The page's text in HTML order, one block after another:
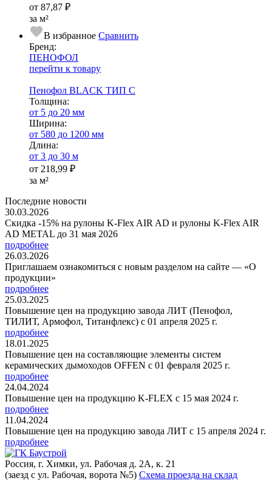
от 87,87 ₽
за м²
В избранное Сравнить
Бренд:
ПЕНОФОЛ
перейти к товару
Пенофол BLACK ТИП С
Тол­щи­на:
от 5 до 20 мм
Ширина:
от 580 до 1200 мм
Длина:
от 3 до 30 м
от 218,99 ₽
за м²
Последние новости
30.03.2026
Скидка -15% на рулоны K-Flex AIR AD и рулоны K-Flex AIR
AD METAL до 31 мая 2026
подробнее
26.03.2026
Приглашаем ознакомиться с новым разделом на сайте — «О
продукции»
подробнее
25.03.2025
Повышение цен на продукцию завода ЛИТ (Пенофол,
ТИЛИТ, Армофол, Титанфлекс) с 01 апреля 2025 г.
подробнее
18.01.2025
Повышение цен на составляющие элементы систем
керамических дымоходов OFFEN с 01 февраля 2025 г.
подробнее
24.04.2024
Повышение цен на продукцию K-FLEX с 15 мая 2024 г.
подробнее
11.04.2024
Повышение цен на продукцию завода ЛИТ с 15 апреля 2024 г.
подробнее
Россия, г. Химки, ул. Рабочая д. 2А, к. 21
(заезд с ул. Рабочая, ворота №5) Схема проезда на склад